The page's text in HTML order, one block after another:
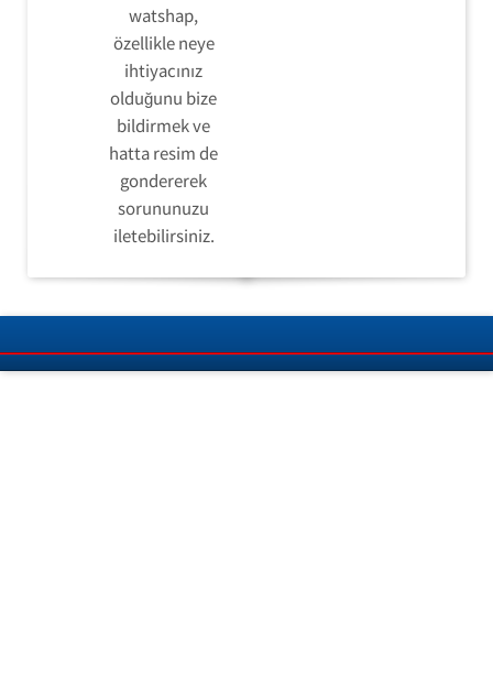
watshap,
özellikle neye
ihtiyacınız
olduğunu bize
bildirmek ve
hatta resim de
gondererek
sorununuzu
iletebilirsiniz.